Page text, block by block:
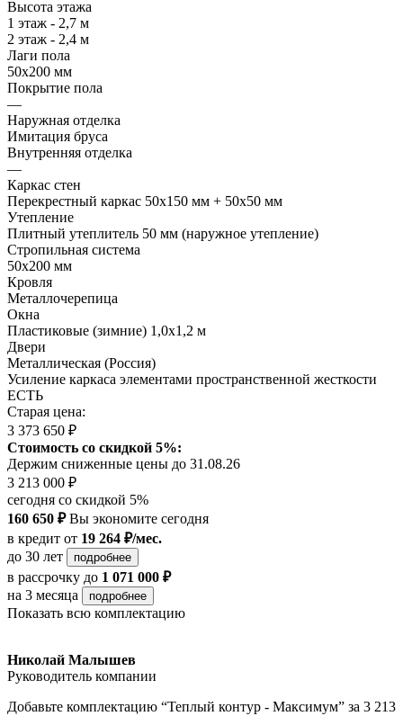
Высота этажа
1 этаж - 2,7 м
2 этаж - 2,4 м
Лаги пола
50х200 мм
Покрытие пола
—
Наружная отделка
Имитация бруса
Внутренняя отделка
—
Каркас стен
Перекрестный каркас 50х150 мм + 50х50 мм
Утепление
Плитный утеплитель 50 мм (наружное утепление)
Стропильная система
50х200 мм
Кровля
Металлочерепица
Окна
Пластиковые (зимние) 1,0х1,2 м
Двери
Металлическая (Россия)
Усиление каркаса элементами пространственной жесткости
ЕСТЬ
Старая цена:
3 373 650 ₽
Стоимость со скидкой 5%:
Держим сниженные цены до 31.08.26
3 213 000 ₽
сегодня со скидкой 5%
160 650 ₽Вы экономите сегодня
в кредит от 19 264 ₽/мес.
до 30 лет
подробнее
в рассрочку до 1 071 000 ₽
на 3 месяца
подробнее
Показать всю комплектацию
Николай Малышев
Руководитель компании
Добавьте комплектацию “Теплый контур - Максимум” за 3 213